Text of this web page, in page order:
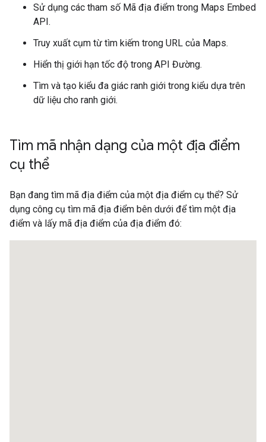
Sử dụng các tham số Mã địa điểm trong Maps Embed
API.
Truy xuất cụm từ tìm kiếm trong URL của Maps.
Hiển thị giới hạn tốc độ trong API Đường.
Tìm và tạo kiểu đa giác ranh giới trong kiểu dựa trên
dữ liệu cho ranh giới.
Tìm mã nhận dạng của một địa điểm
cụ thể
Bạn đang tìm mã địa điểm của một địa điểm cụ thể? Sử
dụng công cụ tìm mã địa điểm bên dưới để tìm một địa
điểm và lấy mã địa điểm của địa điểm đó: